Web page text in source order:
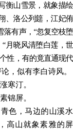
衡山雪景，就象描绘
、洛公列筵，江妃侑
有声， “忽复空枝堕
月晓风清堕白莲，世
性，有的竟直通现代
，似有李白诗风。
寒汀。
锦屏。
色，马边的山溪水
高山就象素雅的屏